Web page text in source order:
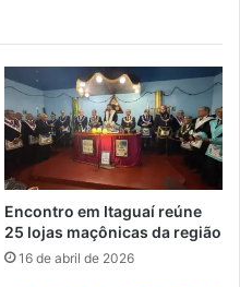
Encontro em Itaguaí reúne
25 lojas maçônicas da região
16 de abril de 2026